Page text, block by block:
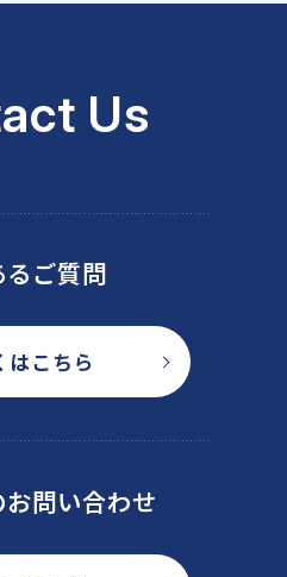
Us
るご質問
はこちら
問い合わせ